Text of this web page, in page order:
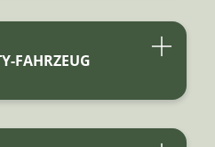
FAHRZEUG